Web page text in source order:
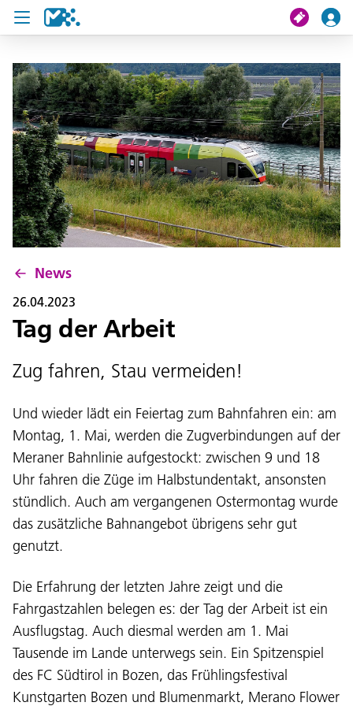
Suche
Meine Fahrt
Tickets
U19 Pass
News
Projekte
Service und Kontakt
News
26.04.2023
Tag der Arbeit
Zug fahren, Stau vermeiden!
Und wieder lädt ein Feiertag zum Bahnfahren ein: am
Montag, 1. Mai, werden die Zugverbindungen auf der
Meraner Bahnlinie aufgestockt: zwischen 9 und 18
Uhr fahren die Züge im Halbstundentakt, ansonsten
stündlich. Auch am vergangenen Ostermontag wurde
das zusätzliche Bahnangebot übrigens sehr gut
genutzt.
Die Erfahrung der letzten Jahre zeigt und die
Fahrgastzahlen belegen es: der Tag der Arbeit ist ein
Ausflugstag. Auch diesmal werden am 1. Mai
Tausende im Lande unterwegs sein. Ein Spitzenspiel
des FC Südtirol in Bozen, das Frühlingsfestival
Kunstgarten Bozen und Blumenmarkt, Merano Flower